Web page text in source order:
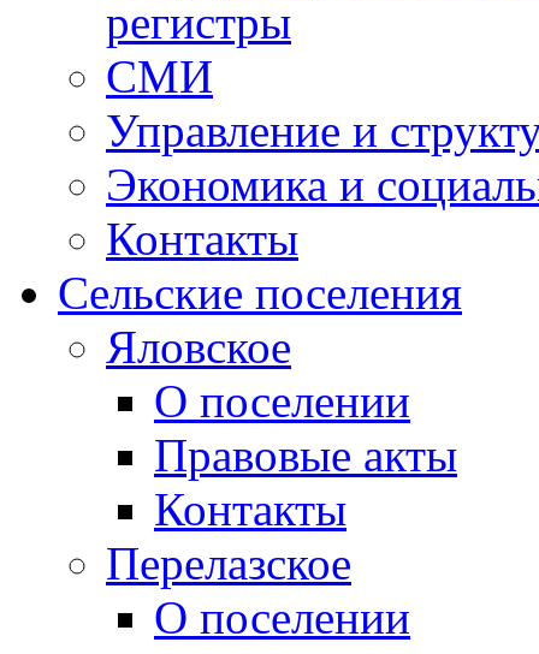
регистры
СМИ
Управление и
Экономика и
Контакты
Сельские поселения
Яловское
О поселении
Правовые акты
Контакты
Перелазское
О поселении